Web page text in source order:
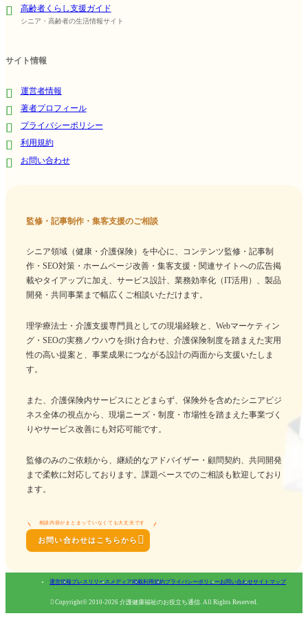
高齢者くらし支援ガイド
シニア・高齢者の生活情報サイト
サイト情報
運営者情報
著者プロフィール
プライバシーポリシー
利用規約
お問い合わせ
監修・記事制作・集客支援のご相談
シニア領域（健康・介護保険）を中心に、コンテンツ監修・記事制
作・SEO対策・ホームページ改善・集客支援・関連サイトへの広告掲
載やタイアップに加え、サービス設計、業務効率化（IT活用）、製品
開発・共同事業まで幅広くご相談いただけます。
理学療法士・介護支援専門員としての現場経験と、Webマーケティン
グ・SEOの実務ノウハウを掛け合わせ、介護保険制度を踏まえた実用
性の高い提案と、事業成果につながる設計の両面から支援いたしま
す。
また、介護保険内サービスにとどまらず、保険外を含めたシニアビジ
ネス全体の視点から、現場ニーズ・制度・市場性を踏まえた事業づく
りやサービス改善にも対応可能です。
監修のみのご依頼から、継続的なアドバイザー・顧問契約、共同開発
まで柔軟に対応しております。課題ベースでのご相談も歓迎しており
ます。
相談内容がまとまっていなくても大丈夫です
お問い合わせはこちらから 
運営情報プレスリリース メディア掲載利用規約プライバシーポリシーお問い合わせサイトマップ
 Copyright© 2010-2026 介護健康福祉のお役立ち通信. All Rights Reserved.